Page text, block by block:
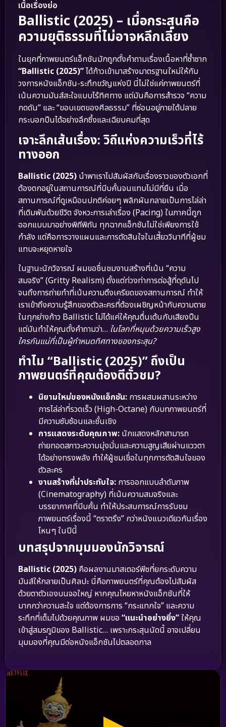
เนื้อเรื่องย่อ
Ballistic (2025) – เมื่อกระสุนคือ
ความยุติธรรมที่ไม่อาจหลีกเลี่ยง
ในยุคที่ภาพยนตร์แอ็กชันมักถูกตั้งคำถามเรื่องเนื้อหาที่ซ้ำซาก
“Ballistic (2025)”ได้ก้าวเข้ามาสร้างมาตรฐานใหม่ให้กับ
วงการหนังแอ็กชัน-ระทึกขวัญแห่งปี นี่ไม่ใช่แค่ภาพยนตร์ที่
เน้นความมันส์สะใจแบบไร้ทิศทาง แต่มันคือการสำรวจ “ความ
กดดัน” และ “ขอบเขตของศีลธรรม” ที่ซ่อนอยู่ภายใต้ปลาย
กระบอกปืนได้อย่างลึกซึ้งและเฉียบคมที่สุด
เจาะลึกเส้นเรื่อง: วิถีแห่งความเร็วที่ไร้
ทางออก
Ballistic (2025) นำพาเราไปสัมผัสกับเรื่องราวของตัวเอกที่
ต้องตกอยู่ในสถานการณ์ที่บีบคั้นจนแทบไม่มีที่ยืน เมื่อ
สถานการณ์ที่ดูเหมือนปกติค่อยๆ พลิกผันกลายเป็นการไล่ล่า
ที่เดิมพันด้วยชีวิต จังหวะการเล่าเรื่อง (Pacing) ในภาคนี้ถูก
ออกแบบมาอย่างพิถีพิถัน ทุกฉากแอ็กชันไม่ใช่เพียงการใช้
กำลัง แต่คือการวางแผนและการตัดสินใจในเสี้ยววินาทีที่ผู้ชม
แทบจะหยุดหายใจ
ในฐานะนักวิจารณ์ ผมขอชื่นชมงานสร้างที่เน้น “ความ
สมจริง” (Gritty Realism) ตั้งแต่ท่วงท่าการต่อสู้ที่ดุดันไป
จนถึงการถ่ายทำที่เน้นความตึงเครียดของสถานการณ์ ทำให้
เราเข้าถึงความรู้สึกของตัวละครที่ต้องเผชิญหน้ากับความตาย
ในทุกย่างก้าว Ballistic ไม่ได้แค่ให้คุณตื่นเต้นกับเสียงปืน
แต่มันทำให้คุณตั้งคำถามว่า… ในโลกที่หมุนด้วยความเร็วสูง
ใครกันแน่ที่เป็นผู้กำหนดทิศทางของกระสุน?
ทำไม “Ballistic (2025)” ถึงเป็น
ภาพยนตร์ที่คุณต้องตีตั๋วชม?
นิยามใหม่ของหนังแอ็กชัน: การผสมผสานระหว่าง
การไล่ล่าที่รวดเร็ว (High-Octane) กับบทภาพยนตร์ที่
มีความซับซ้อนและชั้นเชิง
การแสดงระดับคุณภาพ: นักแสดงหลักสามารถ
ถ่ายทอดสภาวะความมุ่งมั่นและความสูญเสียผ่านแววตา
ได้อย่างทรงพลัง ทำให้ผู้ชมเชื่อในทุกการตัดสินใจของ
ตัวละคร
งานสร้างที่น่าประทับใจ: การออกแบบลำดับภาพ
(Cinematography) ที่เน้นความสมจริงและ
บรรยากาศที่บีบคั้น ทำให้ประสบการณ์การรับชม
ภาพยนตร์เรื่องนี้ “ตราตรึง” กว่าหนังแนวเดียวกันเรื่อง
ไหนๆ ในปีนี้
บทสรุปจากมุมมองนักวิจารณ์
Ballistic (2025) คือผลงานมาสเตอร์พีซที่ยกระดับความ
มันส์ให้กลายเป็นศิลปะ นี่คือภาพยนตร์ที่คุณต้องไปสัมผัส
ด้วยตาตัวเองบนจอใหญ่ หากคุณโหยหาหนังแอ็กชันที่ให้
มากกว่าความสะใจ แต่ต้องการการ “กระแทกใจ” และความ
ระทึกที่เต็มไปด้วยคุณภาพ ผมขอ “แนะนำอย่างยิ่ง”ให้คุณ
เข้าสู่สมรภูมิของ Ballistic… เพราะกระสุนนัดนี้ อาจเปลี่ยน
มุมมองที่คุณมีต่อหนังแอ็กชันไปตลอดกาล